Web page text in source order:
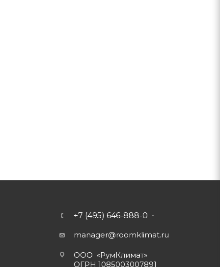
+7 (495) 646-888-0
manager@roomklimat.ru
ООО «РумКлимат»
ОГРН 1085003007891